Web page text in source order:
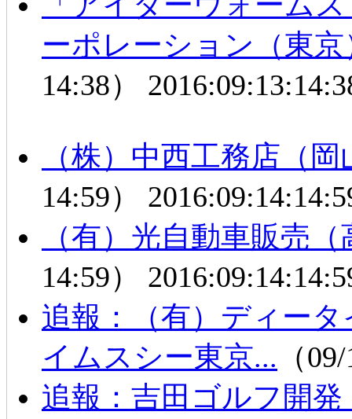
ーポレーション（東
14:38）
（株）中西工務店（
14:59）
（有）光自動車販売
14:59）
追報：（有）ディー
イムスシー東京... （
追報：吉田ゴルフ開